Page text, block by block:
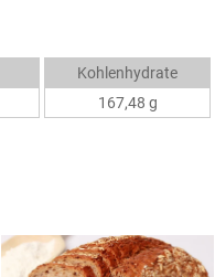
Kohlenhydrate
167,48 g